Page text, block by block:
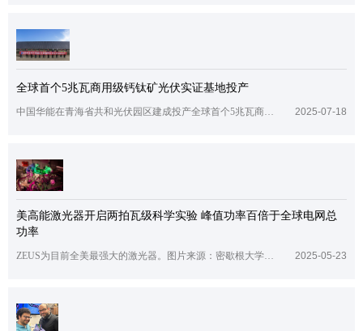
全球首个5兆瓦商用级钙钛矿光伏实证基地投产
中国华能在青海省共和光伏园区建成投产全球首个5兆瓦商用级钙钛矿光伏实证基地，标志着我国钙钛矿光伏技术从实验室阶段迈向规模化示范应用。图为钙钛矿光伏实证基地投产现场。薛进 摄据悉，项目将验证先进钙钛矿光伏在强紫外高辐照环境下的发电性能与可靠性，支撑我国钙钛矿光伏技术迭代升级。中国华能将进一步构建钙钛矿光伏“技术研发—技术服务—成果转化”体系，助力集团公司新能源大基地建设，打造钙钛矿光伏科技攻关“国家 2025-07-18
美高能激光器开启两拍瓦级科学实验 峰值功率百倍于全球电网总
功率
ZEUS为目前全美最强大的激光器。图片来源：密歇根大学据美国密歇根大学官网最新消息，被誉为“全美最强激光器”的ZEUS系统正式开启2拍瓦（1拍瓦等于1015瓦）科学实验。该激光器发射出峰值功率达2拍瓦的超短脉冲，这一数值约为全球电网总功率的100倍，而单次脉冲持续时间仅25阿秒（1阿秒等于10-18秒），这一成果为高能物理研究开辟了新维度。ZEUS所在的杰拉德·莫罗超快光学科学中心的研究团队表示， 2025-05-23